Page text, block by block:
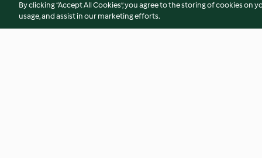
By clicking “Accept All Cookies”, you agree to the storing of cookies on
usage, and assist in our marketing efforts.